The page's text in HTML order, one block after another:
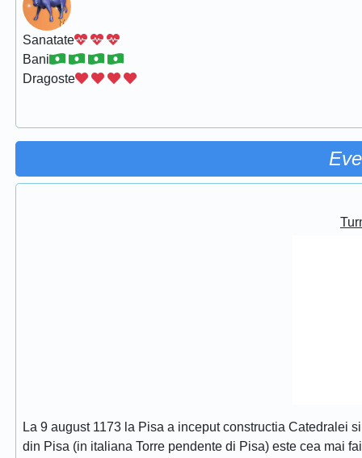
Sanatate
Bani
Dragoste
La 9 august 1173 la Pisa a inceput constructia Catedralei
din Pisa (in italiana Torre pendente di Pisa) este cea mai